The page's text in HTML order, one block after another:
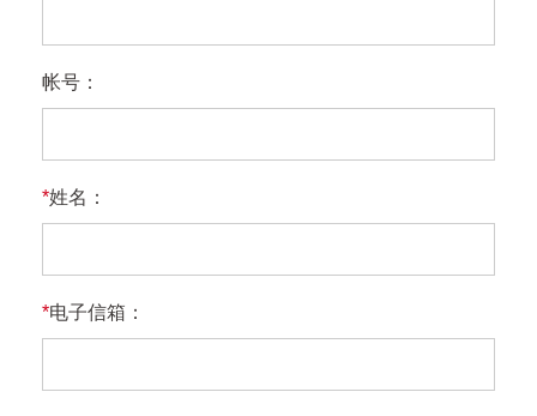
帐号：
*姓名：
*电子信箱：